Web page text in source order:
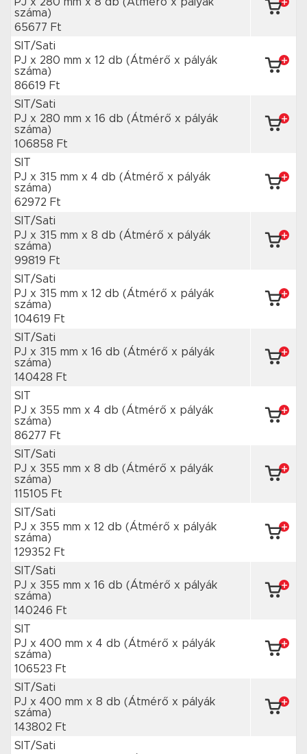
száma)
65677 Ft
SIT/Sati
PJ x 280 mm x 12 db (Átmérő x pályák
száma)
86619 Ft
SIT/Sati
PJ x 280 mm x 16 db (Átmérő x pályák
száma)
106858 Ft
SIT
PJ x 315 mm x 4 db (Átmérő x pályák
száma)
62972 Ft
SIT/Sati
PJ x 315 mm x 8 db (Átmérő x pályák
száma)
99819 Ft
SIT/Sati
PJ x 315 mm x 12 db (Átmérő x pályák
száma)
104619 Ft
SIT/Sati
PJ x 315 mm x 16 db (Átmérő x pályák
száma)
140428 Ft
SIT
PJ x 355 mm x 4 db (Átmérő x pályák
száma)
86277 Ft
SIT/Sati
PJ x 355 mm x 8 db (Átmérő x pályák
száma)
115105 Ft
SIT/Sati
PJ x 355 mm x 12 db (Átmérő x pályák
száma)
129352 Ft
SIT/Sati
PJ x 355 mm x 16 db (Átmérő x pályák
száma)
140246 Ft
SIT
PJ x 400 mm x 4 db (Átmérő x pályák
száma)
106523 Ft
SIT/Sati
PJ x 400 mm x 8 db (Átmérő x pályák
száma)
143802 Ft
SIT/Sati